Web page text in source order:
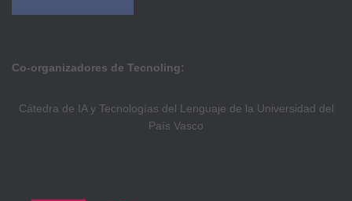
Co-organizadores de Tecnoling:
Cátedra de IA y Tecnologías del Lenguaje de la Universidad del
País Vasco